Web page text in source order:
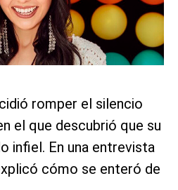
romper el silencio
el que descubrió que su
infiel. En una entrevista
cómo se enteró de